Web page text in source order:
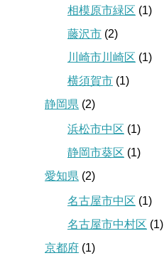
相模原市緑区 (1)
藤沢市 (2)
川崎市川崎区 (1)
横須賀市 (1)
静岡県 (2)
浜松市中区 (1)
静岡市葵区 (1)
愛知県 (2)
名古屋市中区 (1)
名古屋市中村区 (1)
京都府 (1)